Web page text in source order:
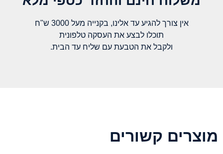
אין צורך להגיע עד אלינו, בקנייה מעל 3000 ש"ח
תוכלו לבצע את העסקה טלפונית
ולקבל את הטבעת עם שליח עד הבית.
מוצרים קשורים